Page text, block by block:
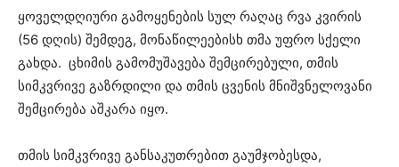
ყოველდღიური გამოყენების სულ რაღაც რვა კვირის
(56 დღის) შემდეგ, მონაწილეებისხ თმა უფრო სქელი
გახდა. ცხიმის გამომუშავება შემცირებული, თმის
სიმკვრივე გაზრდილი და თმის ცვენის მნიშვნელოვანი
შემცირება აშკარა იყო.
თმის სიმკვრივე განსაკუთრებით გაუმჯობესდა,